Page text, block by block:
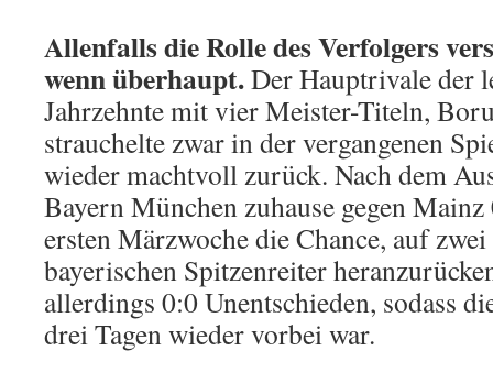
Allenfalls die Rolle des Verfolgers
wenn überhaupt.Der Hauptrivale der
Jahrzehnte mit vier Meister-Titeln,
strauchelte zwar in der vergangenen
wieder machtvoll zurück. Nach dem
Bayern München zuhause gegen
ersten Märzwoche die Chance, auf
bayerischen Spitzenreiter
allerdings 0:0 Unentschieden, sodass
drei Tagen wieder vorbei war.